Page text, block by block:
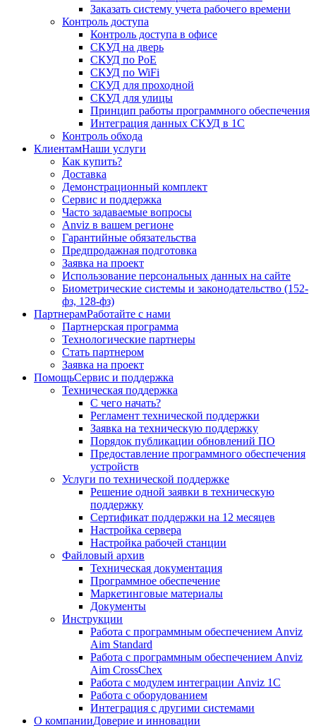
Заказать систему учета рабочего времени
Контроль доступа
Контроль доступа в офисе
СКУД на дверь
СКУД по PoE
СКУД по WiFi
СКУД для проходной
СКУД для улицы
Принцип работы программного обеспечения
Интеграция данных СКУД в 1С
Контроль обхода
КлиентамНаши услуги
Как купить?
Доставка
Демонстрационный комплект
Сервис и поддержка
Часто задаваемые вопросы
Anviz в вашем регионе
Гарантийные обязательства
Предпродажная подготовка
Заявка на проект
Использование персональных данных на сайте
Биометрические системы и законодательство (152-
фз, 128-фз)
ПартнерамРаботайте с нами
Партнерская программа
Технологические партнеры
Стать партнером
Заявка на проект
ПомощьСервис и поддержка
Техническая поддержка
С чего начать?
Регламент технической поддержки
Заявка на техническую поддержку
Порядок публикации обновлений ПО
Предоставление программного обеспечения
устройств
Услуги по технической поддержке
Решение одной заявки в техническую
поддержку
Сертификат поддержки на 12 месяцев
Настройка сервера
Настройка рабочей станции
Файловый архив
Техническая документация
Программное обеспечение
Маркетинговые материалы
Документы
Инструкции
Работа с программным обеспечением Anviz
Aim Standard
Работа с программным обеспечением Anviz
Aim CrossChex
Работа с модулем интеграции Anviz 1C
Работа с оборудованием
Интеграция с другими системами
О компанииДоверие и инновации